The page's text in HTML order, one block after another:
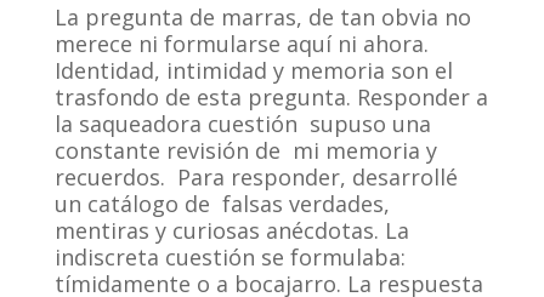
La pregunta de marras, de tan obvia no
merece ni formularse aquí ni ahora.
Identidad, intimidad y memoria son el
trasfondo de esta pregunta. Responder a
la saqueadora cuestión supuso una
constante revisión de mi memoria y
recuerdos. Para responder, desarrollé
un catálogo de falsas verdades,
mentiras y curiosas anécdotas. La
indiscreta cuestión se formulaba:
tímidamente o a bocajarro. La respuesta